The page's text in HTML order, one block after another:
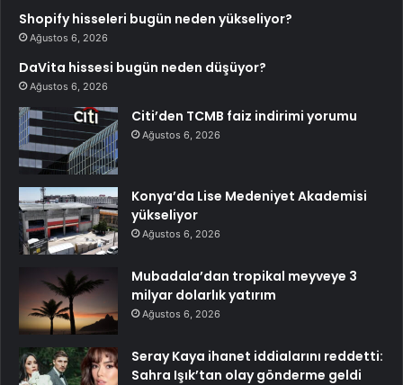
Shopify hisseleri bugün neden yükseliyor?
Ağustos 6, 2026
DaVita hissesi bugün neden düşüyor?
Ağustos 6, 2026
Citi’den TCMB faiz indirimi yorumu
Ağustos 6, 2026
Konya’da Lise Medeniyet Akademisi
yükseliyor
Ağustos 6, 2026
Mubadala’dan tropikal meyveye 3
milyar dolarlık yatırım
Ağustos 6, 2026
Seray Kaya ihanet iddialarını reddetti:
Sahra Işık’tan olay gönderme geldi